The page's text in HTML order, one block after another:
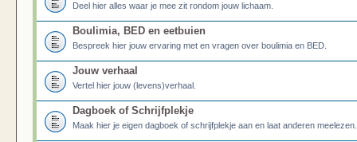
Deel hier alles waar je mee zit rondom jouw lichaam.
Boulimia, BED en eetbuien
Bespreek hier jouw ervaring met en vragen over boulimia en BED.
Jouw verhaal
Vertel hier jouw (levens)verhaal.
Dagboek of Schrijfplekje
Maak hier je eigen dagboek of schrijfplekje aan en laat anderen meelezen.